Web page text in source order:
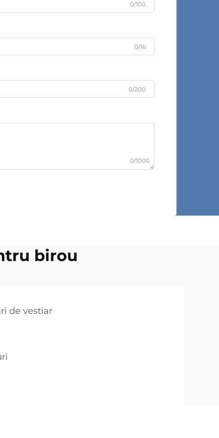
0/100
0/16
0/200
0/1000
birou
de vestiar